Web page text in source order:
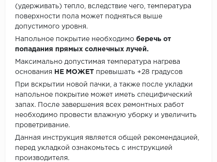
(удерживать) тепло, вследствие чего, температура
поверхности пола может подняться выше
допустимого уровня.
Напольное покрытие необходимо беречь от
попадания прямых солнечных лучей.
Максимально допустимая температура нагрева
основания
НЕ МОЖЕТ превышать +28 градусов
При вскрытии новой пачки, а также после укладки
напольное покрытие может иметь специфический
запах. После завершения всех ремонтных работ
необходимо провести влажную уборку и увеличить
проветривание.
Данная инструкция является общей рекомендацией,
перед укладкой ознакомьтесь с инструкцией
производителя.